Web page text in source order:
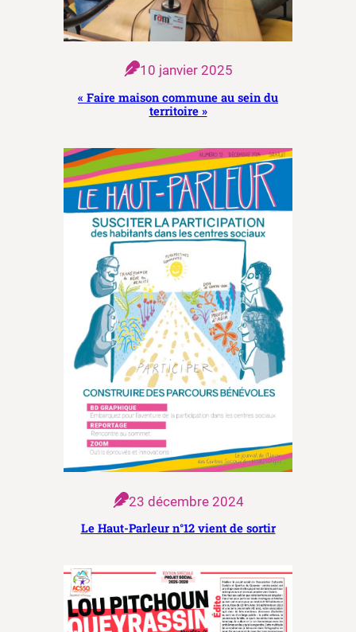
10 janvier 2025
« Faire maison commune au sein du
territoire »
23 décembre 2024
Le Haut-Parleur n°12 vient de sortir